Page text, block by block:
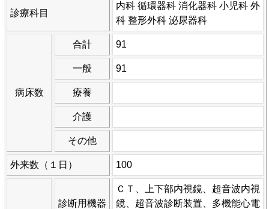
診療科目
内科 循環器科 消化器科 小児科 外
科 整形外科 泌尿器科
病床数
合計 91
一般 91
療養
介護
その他
外来数（１日） 100
診断用機器
ＣＴ、上下部内視鏡、超音波内視
鏡、超音波診断装置、多機能心電